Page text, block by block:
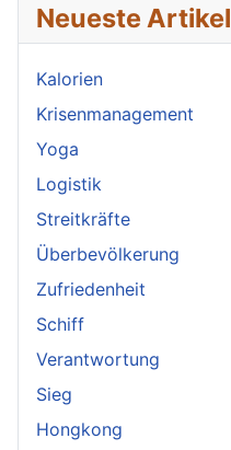
Neueste Artikel
Kalorien
Krisenmanagement
Yoga
Logistik
Streitkräfte
Überbevölkerung
Zufriedenheit
Schiff
Verantwortung
Sieg
Hongkong